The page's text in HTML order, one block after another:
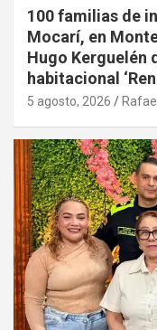
100 familias de
Mocarí, en
Hugo Kerguelén
habitacional
5 agosto, 2026 Rafael